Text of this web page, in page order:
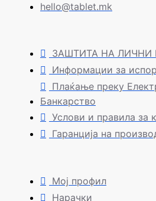
hello@tablet.mk
ЗАШТИТА НА ЛИЧНИ
Информации за
Плаќање преку
Банкарство
Услови и правила за
Гаранција на
Мој профил
Нарачки